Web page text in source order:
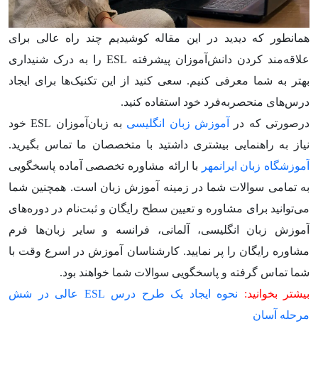
همانطور که دیدید در این مقاله کوشیدیم چند راه عالی برای
علاقه‌مند کردن دانش‌آموزان پیشرفته ESL را به درک شنیداری
بهتر به شما معرفی کنیم. سعی کنید از این تکنیک‌ها برای ایجاد
درس‌های منحصربه‌فرد خود استفاده کنید.
درصورتی که در
آموزش زبان انگلیسی
به زبان‌آموزان ESL خود
نیاز به راهنمایی بیشتری داشتید با متخصصان ما تماس بگیرید.
آموزشگاه زبان ایرانمهر
با ارائه مشاوره تخصصی آماده پاسخگویی
به تمامی سوالات شما در زمینه آموزش زبان است. همچنین شما
می‌توانید برای مشاوره و تعیین سطح رایگان و ثبت‌نام در دوره‌های
آموزش زبان انگلیسی، آلمانی، فرانسه و سایر زبان‌ها فرم
مشاوره رایگان را پر نمایید. کارشناسان آموزش در اسرع وقت با
شما تماس گرفته و پاسخگویی سوالات شما خواهند بود.
بیشتر بخوانید:
نحوه ایجاد یک طرح درس ESL عالی در شش
مرحله آسان